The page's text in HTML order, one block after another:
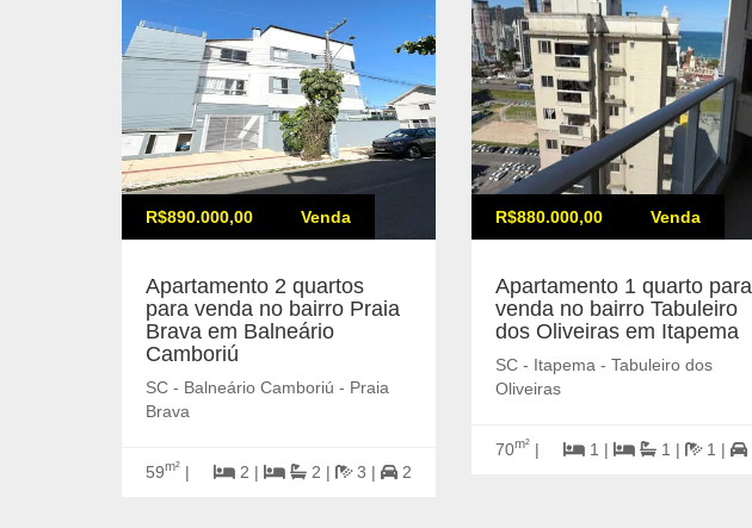
R$890.000,00 Venda
Apartamento 2 quartos
para venda no bairro Praia
Brava em Balneário
Camboriú
SC - Balneário Camboriú - Praia
Brava
59m² | 2 | 2 | 3 | 2
R$880.000,00 Venda
Apartamento 1 quarto para
venda no bairro Tabuleiro
dos Oliveiras em Itapema
SC - Itapema - Tabuleiro dos
Oliveiras
70m² | 1 | 1 | 1 |